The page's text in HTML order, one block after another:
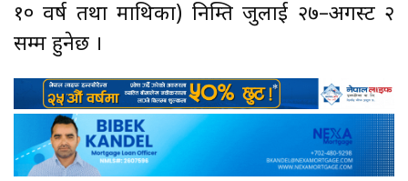
१० वर्ष तथा माथिका) निम्ति जुलाई २७–अगस्ट २
सम्म हुनेछ ।